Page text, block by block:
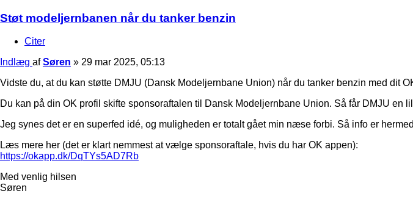
Støt modeljernbanen når du tanker benzin
Citer
Indlæg afSøren » 29 mar 2025, 05:13
Vidste du, at du kan støtte DMJU (Dansk Modeljernbane Union) når du tanker benzin med dit
Du kan på din OK profil skifte sponsoraftalen til Dansk Modeljernbane Union. Så får DMJU en
Jeg synes det er en superfed idé, og muligheden er totalt gået min næse forbi. Så info er
Læs mere her (det er klart nemmest at vælge sponsoraftale, hvis du har OK appen):
https://okapp.dk/DqTYs5AD7Rb
Med venlig hilsen
Søren